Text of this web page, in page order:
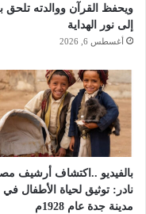
ويحفظ القرآن ووالدته تلحق
إلى نور الهداية
أغسطس 6, 2026
بالفيديو ..اكتشاف أرشيف
نادر: توثيق لحياة الأطفال في
مدينة جدة عام 1928م